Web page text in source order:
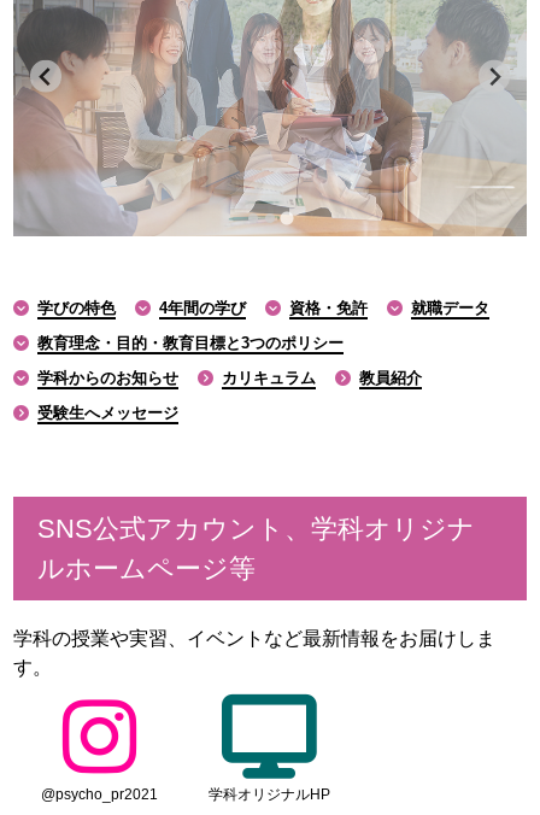
学びの特色 4年間の学び 資格・免許
就職データ
教育理念・目的・教育目標と3つのポリシー
学科からのお知らせ
カリキュラム
教員紹介
受験生へメッセージ
SNS公式アカウント、学科オリジナ
ルホームページ等
学科の授業や実習、イベントなど最新情報をお届けしま
す。
@psycho_pr2021 学科オリジナルHP